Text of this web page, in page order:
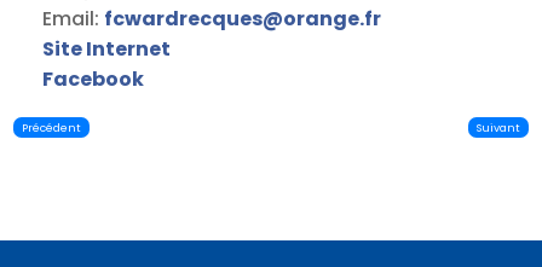
Email: fcwardrecques@orange.fr
Site Internet
Facebook
Précédent Suivant